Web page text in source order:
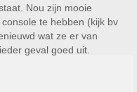
Nou zijn mooie
te hebben (kijk bv
wat ze er van
geval goed uit.